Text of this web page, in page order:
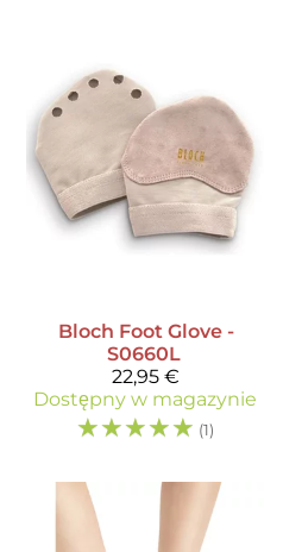
Bloch Foot Glove -
S0660L
22,95 €
Dostępny w magazynie
☆☆☆☆☆ (1)